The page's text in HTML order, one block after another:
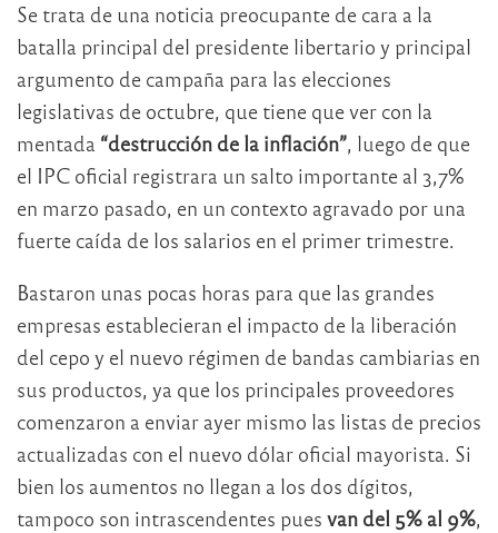
Se trata de una noticia preocupante de cara a la
batalla principal del presidente libertario y principal
argumento de campaña para las elecciones
legislativas de octubre, que tiene que ver con la
mentada “destrucción de la inflación”, luego de que
el IPC oficial registrara un salto importante al 3,7%
en marzo pasado, en un contexto agravado por una
fuerte caída de los salarios en el primer trimestre.
Bastaron unas pocas horas para que las grandes
empresas establecieran el impacto de la liberación
del cepo y el nuevo régimen de bandas cambiarias en
sus productos, ya que los principales proveedores
comenzaron a enviar ayer mismo las listas de precios
actualizadas con el nuevo dólar oficial mayorista. Si
bien los aumentos no llegan a los dos dígitos,
tampoco son intrascendentes pues van del 5% al 9%,